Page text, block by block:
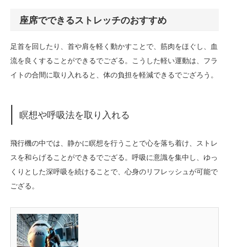
座席でできるストレッチのおすすめ
足首を回したり、首や肩を軽く動かすことで、筋肉をほぐし、血
流を良くすることができるでござる。こうした軽い運動は、フラ
イトの合間に取り入れると、体の負担を軽減できるでござろう。
瞑想や呼吸法を取り入れる
飛行機の中では、静かに瞑想を行うことで心を落ち着け、ストレ
スを和らげることができるでござる。呼吸に意識を集中し、ゆっ
くりとした深呼吸を続けることで、心身のリフレッシュが可能で
ござる。